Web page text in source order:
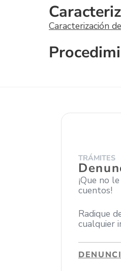
Caracterización
TRÁMITES
¡Que no
cuentos!
Radique
cualquier